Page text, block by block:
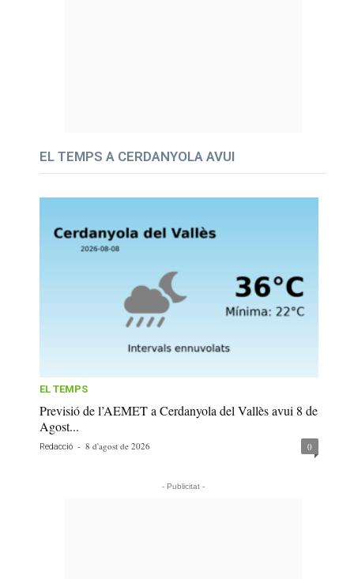
EL TEMPS A CERDANYOLA AVUI
EL TEMPS
Previsió de l’AEMET a Cerdanyola del Vallès avui 8 de
Agost...
Redacció - 8 d'agost de 2026 0
- Publicitat -